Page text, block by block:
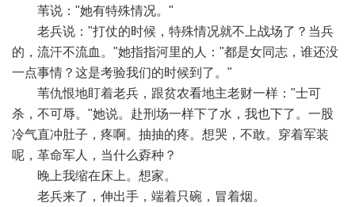
苇说："她有特殊情况。"
老兵说："打仗的时候，特殊情况就不上战场了？当兵
的，流汗不流血。"她指指河里的人："都是女同志，谁还没
一点事情？这是考验我们的时候到了。"
苇仇恨地盯着老兵，跟贫农看地主老财一样："士可
杀，不可辱。"她说。赴刑场一样下了水，我也下了。一股
冷气直冲肚子，疼啊。抽抽的疼。想哭，不敢。穿着军装
呢，革命军人，当什么孬种？
晚上我缩在床上。想家。
老兵来了，伸出手，端着只碗，冒着烟。